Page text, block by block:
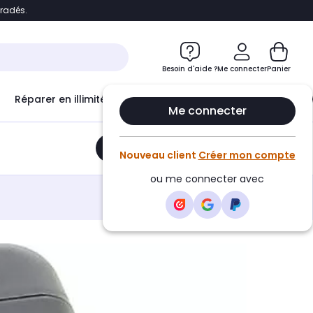
Accéder directement au chatbot
Besoin d'aide ?Me connecter
Me connecter
Nouveau client Créer mon compte
ou me connecter avec
Panier
Réparer en illimité avec Le Club Infinity
Ajouter au panier